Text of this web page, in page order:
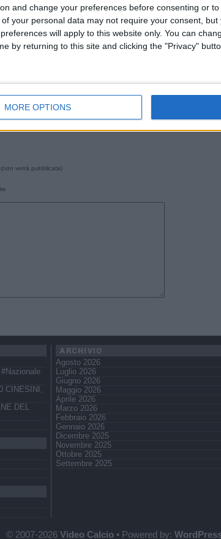
and change your preferences before consenting or to
your personal data may not require your consent,
will apply to this website only. You can
by returning to this site and clicking the "Privacy"
MORE OPTIONS
da Istvan inStorie•Commenti: Nessun commento
(non verrà pubblicata)
CINESINI,
DEL
ARCHIVIO
Agosto 2026
Luglio 2026
Giugno 2026
Maggio 2026
Aprile 2026
Marzo 2026
Febbraio 2026
Gennaio 2026
Dicembre 2025
Novembre 2025
Ottobre 2025
Settembre 2025
© 2007-2026 Video Calcio • Powered by: